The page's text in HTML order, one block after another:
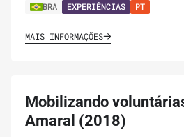
BRA EXPERIÊNCIAS PT
MAIS INFORMAÇÕES
Mobilizando
Amaral (2018)